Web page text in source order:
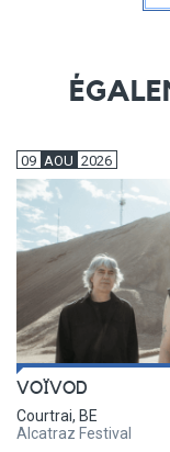
09 AOU 2026
VOÏVOD
Courtrai, BE
Alcatraz Festival